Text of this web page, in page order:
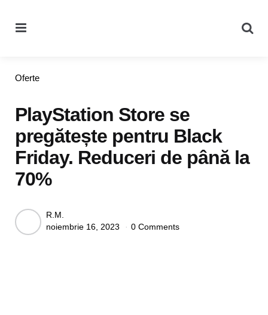
Categories
Oferte
PlayStation Store se
pregătește pentru Black
Friday. Reduceri de până la
70%
Posted
by
R.M.
noiembrie 16, 2023
0 Comments